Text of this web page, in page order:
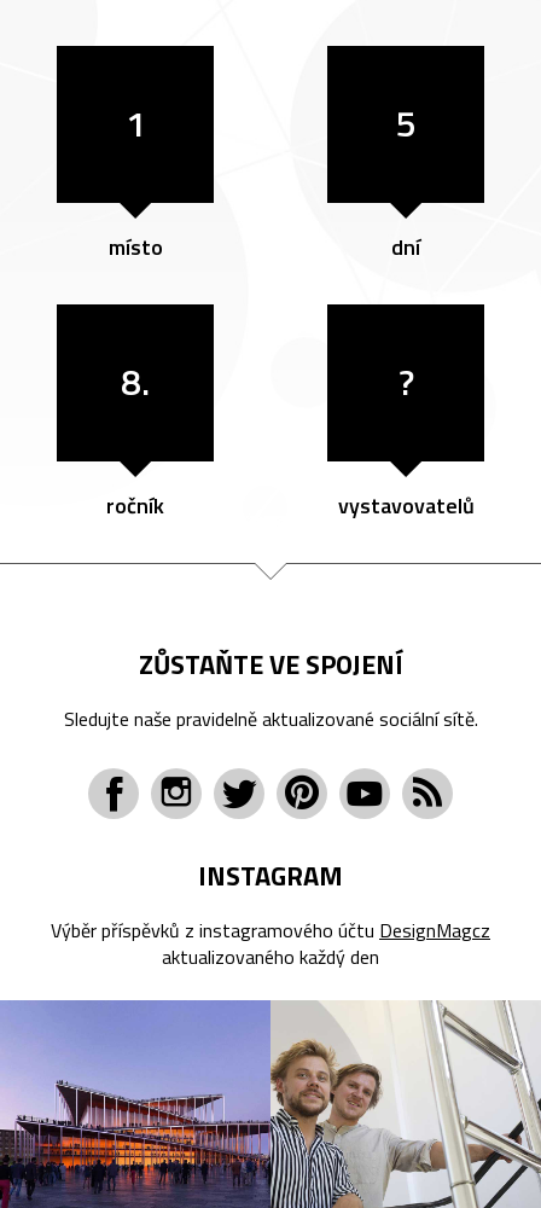
1
místo
5
dní
8.
ročník
?
vystavovatelů
ZŮSTAŇTE VE SPOJENÍ
Sledujte naše pravidelně aktualizované sociální sítě.
INSTAGRAM
Výběr příspěvků z instagramového účtu DesignMagcz
aktualizovaného každý den